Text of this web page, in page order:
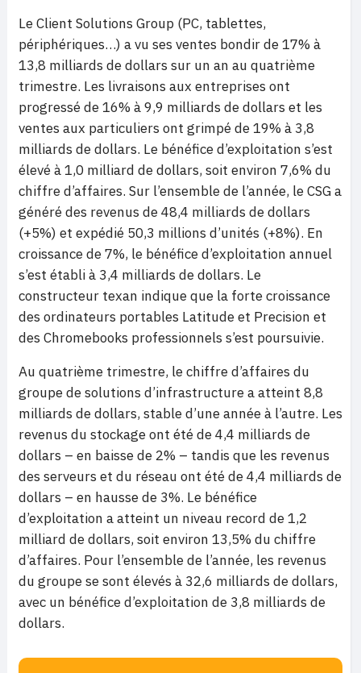
Le Client Solutions Group (PC, tablettes,
périphériques…) a vu ses ventes bondir de 17% à
13,8 milliards de dollars sur un an au quatrième
trimestre. Les livraisons aux entreprises ont
progressé de 16% à 9,9 milliards de dollars et les
ventes aux particuliers ont grimpé de 19% à 3,8
milliards de dollars. Le bénéfice d’exploitation s’est
élevé à 1,0 milliard de dollars, soit environ 7,6% du
chiffre d’affaires. Sur l’ensemble de l’année, le CSG a
généré des revenus de 48,4 milliards de dollars
(+5%) et expédié 50,3 millions d’unités (+8%). En
croissance de 7%, le bénéfice d’exploitation annuel
s’est établi à 3,4 milliards de dollars. Le
constructeur texan indique que la forte croissance
des ordinateurs portables Latitude et Precision et
des Chromebooks professionnels s’est poursuivie.
Au quatrième trimestre, le chiffre d’affaires du
groupe de solutions d’infrastructure a atteint 8,8
milliards de dollars, stable d’une année à l’autre. Les
revenus du stockage ont été de 4,4 milliards de
dollars – en baisse de 2% – tandis que les revenus
des serveurs et du réseau ont été de 4,4 milliards de
dollars – en hausse de 3%. Le bénéfice
d’exploitation a atteint un niveau record de 1,2
milliard de dollars, soit environ 13,5% du chiffre
d’affaires. Pour l’ensemble de l’année, les revenus
du groupe se sont élevés à 32,6 milliards de dollars,
avec un bénéfice d’exploitation de 3,8 milliards de
dollars.